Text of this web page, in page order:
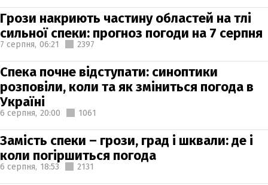
Грози накриють частину областей на тлі
сильної спеки: прогноз погоди на 7 серпня
7 серпня, 06:21 2397
Спека почне відступати: синоптики
розповіли, коли та як зміниться погода в
Україні
6 серпня, 20:00 1061
Замість спеки – грози, град і шквали: де і
коли погіршиться погода
6 серпня, 18:53 2131